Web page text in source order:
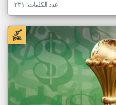
عدد الكلمات: ٢٣١